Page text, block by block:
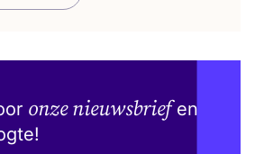
onze nieuwsbriefen